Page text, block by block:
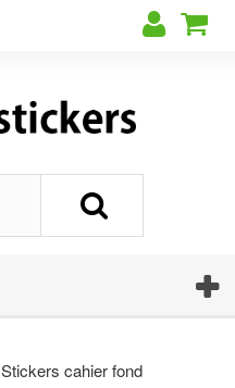
Stickers cahier fond